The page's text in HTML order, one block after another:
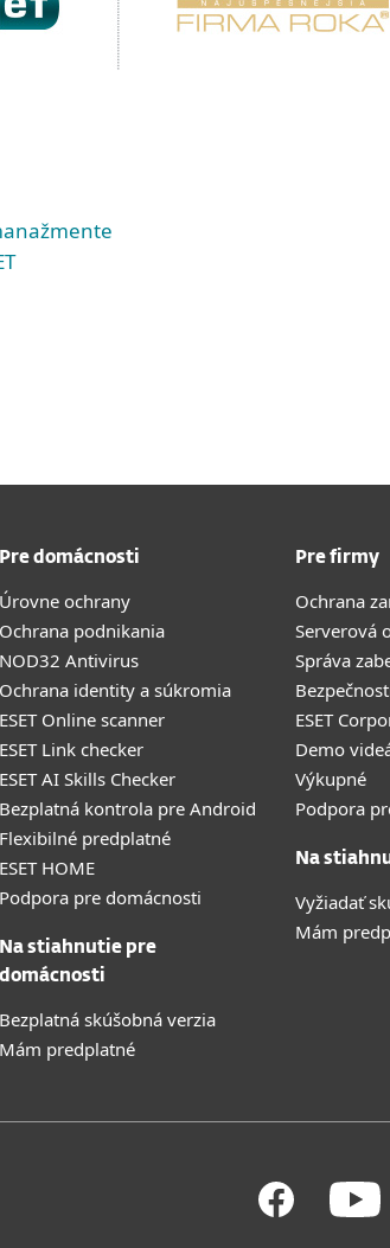
Pre domácnosti
Úrovne ochrany
Ochrana podnikania
NOD32 Antivirus
Ochrana identity a súkromia
ESET Online scanner
ESET Link checker
ESET AI Skills Checker
Bezplatná kontrola pre Android
Flexibilné predplatné
ESET HOME
Podpora pre domácnosti
Na stiahnutie pre
domácnosti
Bezplatná skúšobná verzia
Mám predplatné
Pre firmy
Ochrana
Serverová
Správa
ESET
Demo
Výkupné
Podpora
Na
Vyžiadať
Mám